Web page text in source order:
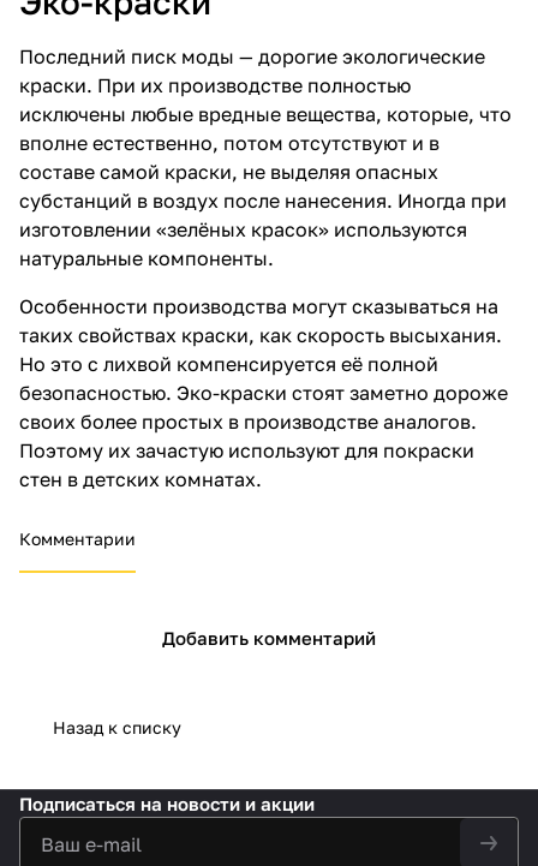
Последний писк моды — дорогие экологические
краски. При их производстве полностью
исключены любые вредные вещества, которые, что
вполне естественно, потом отсутствуют и в
составе самой краски, не выделяя опасных
субстанций в воздух после нанесения. Иногда при
изготовлении «зелёных красок» используются
натуральные компоненты.
Особенности производства могут сказываться на
таких свойствах краски, как скорость высыхания.
Но это с лихвой компенсируется её полной
безопасностью. Эко-краски стоят заметно дороже
своих более простых в производстве аналогов.
Поэтому их зачастую используют для покраски
стен в детских комнатах.
Комментарии
Добавить комментарий
Назад к списку
Подписаться на новости и акции